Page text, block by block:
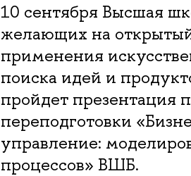
10 сентября Высшая
желающих на
применения
поиска идей и
пройдет презентация
переподготовки
управление:
процессов» ВШБ.